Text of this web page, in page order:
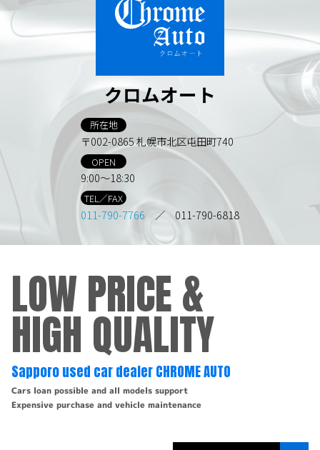
クロムオート
所在地
〒002-0865 札幌市北区屯田町740
OPEN
9:00～18:30
TEL／FAX
011-790-7766 ／ 011-790-6818
LOW PRICE &
HIGH QUALITY
Sapporo used car dealer CHROME AUTO
Cars loan possible and all models support
Expensive purchase and vehicle maintenance